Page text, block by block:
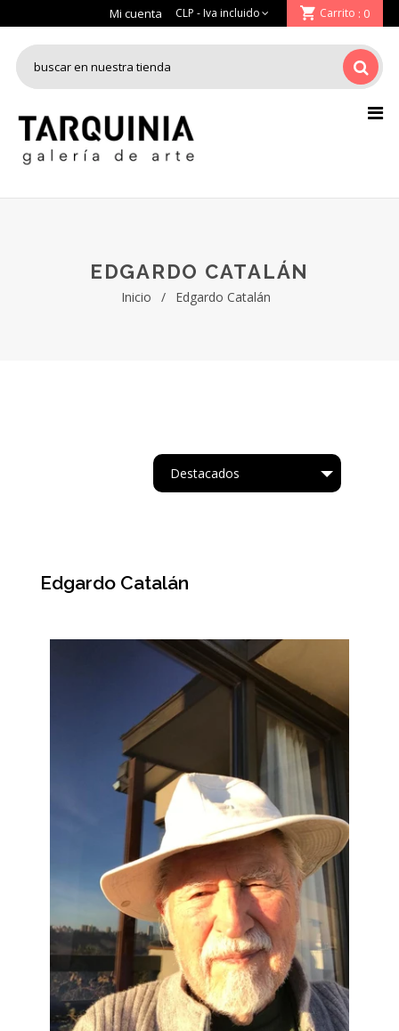
Mi cuenta Carrito : 0
EDGARDO CATALÁN
Inicio / Edgardo Catalán
Destacados
Escultura
Grabado
Gráfito
Impresión
Edgardo Catalán